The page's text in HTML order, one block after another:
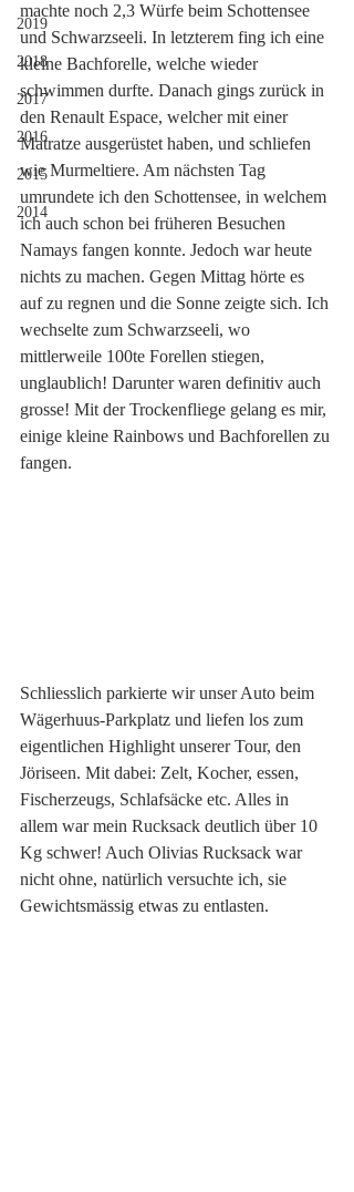
2019
2018
2017
2016
2015
2014
machte noch 2,3 Würfe beim Schottensee
und Schwarzseeli. In letzterem fing ich eine
kleine Bachforelle, welche wieder
schwimmen durfte. Danach gings zurück in
den Renault Espace, welcher mit einer
Matratze ausgerüstet haben, und schliefen
wie Murmeltiere. Am nächsten Tag
umrundete ich den Schottensee, in welchem
ich auch schon bei früheren Besuchen
Namays fangen konnte. Jedoch war heute
nichts zu machen. Gegen Mittag hörte es
auf zu regnen und die Sonne zeigte sich. Ich
wechselte zum Schwarzseeli, wo
mittlerweile 100te Forellen stiegen,
unglaublich! Darunter waren definitiv auch
grosse! Mit der Trockenfliege gelang es mir,
einige kleine Rainbows und Bachforellen zu
fangen.
Schliesslich parkierte wir unser Auto beim
Wägerhuus-Parkplatz und liefen los zum
eigentlichen Highlight unserer Tour, den
Jöriseen. Mit dabei: Zelt, Kocher, essen,
Fischerzeugs, Schlafsäcke etc. Alles in
allem war mein Rucksack deutlich über 10
Kg schwer! Auch Olivias Rucksack war
nicht ohne, natürlich versuchte ich, sie
Gewichtsmässig etwas zu entlasten.